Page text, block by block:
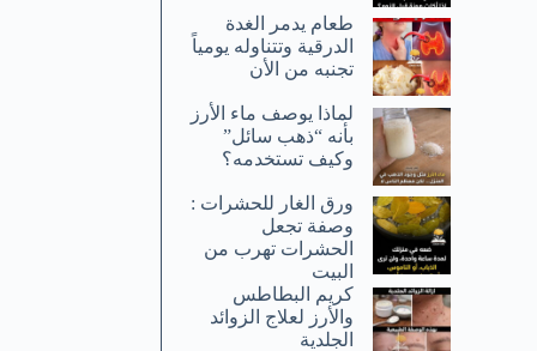
طعام يدمر الغدة
الدرقية وتتناوله يومياً
تجنبه من الأن
لماذا يوصف ماء الأرز
بأنه “ذهب سائل”
وكيف تستخدمه؟
ورق الغار للحشرات :
وصفة تجعل
الحشرات تهرب من
البيت
كريم البطاطس
والأرز لعلاج الزوائد
الجلدية